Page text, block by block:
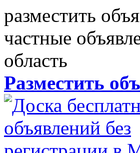
разместить
частные
область
Разместить